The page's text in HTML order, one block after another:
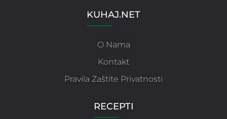
KUHAJ.NET
O Nama
Kontakt
Pravila Zaštite Privatnosti
RECEPTI